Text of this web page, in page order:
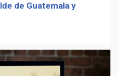
de Guatemala y